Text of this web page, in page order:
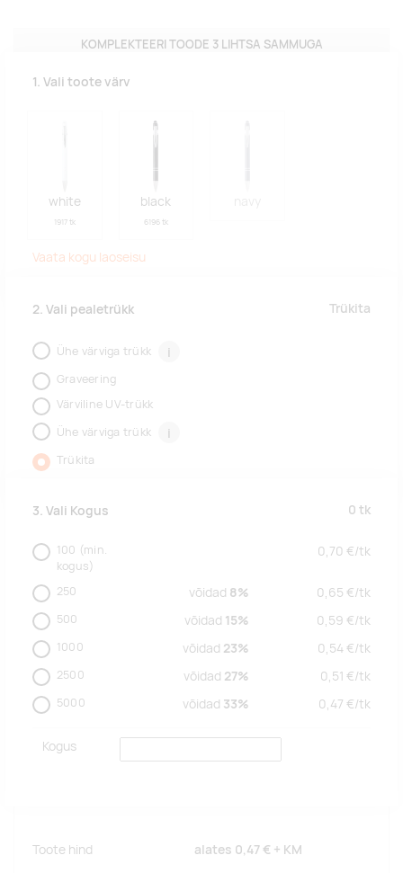
KOMPLEKTEERI TOODE 3 LIHTSA SAMMUGA
1. Vali toote värv
white
1917 tk
black
6196 tk
Vaata kogu laoseisu
2. Vali pealetrükk Trükita
Ühe värviga trükk i
Graveering
Värviline UV-trükk
Ühe värviga trükk
i
Trükita
3. Vali Kogus 0 tk
100 (min.
kogus)
0,70 €/tk
250 võidad 8% 0,65 €/tk
500 võidad 15% 0,59 €/tk
1000 võidad 23% 0,54 €/tk
2500 võidad 27% 0,51 €/tk
5000 võidad 33% 0,47 €/tk
Kogus
Toote hind alates 0,47 € + KM